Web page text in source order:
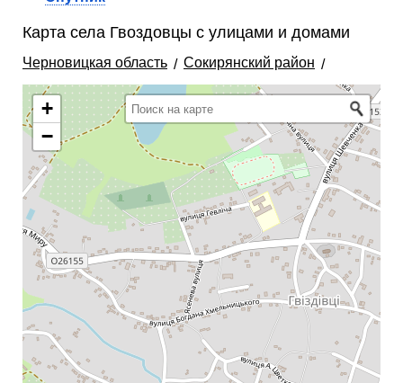
Карта села Гвоздовцы с улицами и домами
Черновицкая область Сокирянский район
+
−